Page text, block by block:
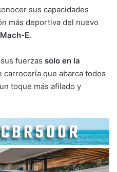
sus capacidades
más deportiva del nuevo
E.
fuerzas solo en la
carrocería que abarca todos
toque más afilado y